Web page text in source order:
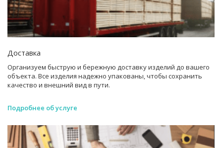
Доставка
Организуем быструю и бережную доставку изделий до вашего
объекта. Все изделия надежно упакованы, чтобы сохранить
качество и внешний вид в пути.
Подробнее об услуге